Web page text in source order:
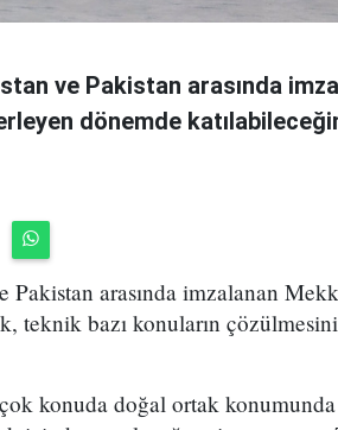
ve Pakistan arasında
dönemde
arasında imzalanan
teknik bazı konuların
konuda doğal ortak konumunda